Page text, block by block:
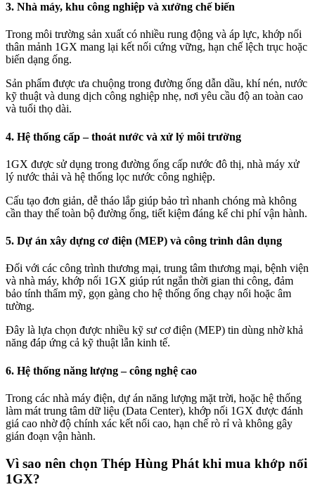
3. Nhà máy, khu công nghiệp và xưởng chế biến
Trong môi trường sản xuất có nhiều rung động và áp lực, khớp nối
thân mảnh 1GX mang lại kết nối cứng vững, hạn chế lệch trục hoặc
biến dạng ống.
Sản phẩm được ưa chuộng trong đường ống dẫn dầu, khí nén, nước
kỹ thuật và dung dịch công nghiệp nhẹ, nơi yêu cầu độ an toàn cao
và tuổi thọ dài.
4. Hệ thống cấp – thoát nước và xử lý môi trường
1GX được sử dụng trong đường ống cấp nước đô thị, nhà máy xử
lý nước thải và hệ thống lọc nước công nghiệp.
Cấu tạo đơn giản, dễ tháo lắp giúp bảo trì nhanh chóng mà không
cần thay thế toàn bộ đường ống, tiết kiệm đáng kể chi phí vận hành.
5. Dự án xây dựng cơ điện (MEP) và công trình dân dụng
Đối với các công trình thương mại, trung tâm thương mại, bệnh viện
và nhà máy, khớp nối 1GX giúp rút ngắn thời gian thi công, đảm
bảo tính thẩm mỹ, gọn gàng cho hệ thống ống chạy nổi hoặc âm
tường.
Đây là lựa chọn được nhiều kỹ sư cơ điện (MEP) tin dùng nhờ khả
năng đáp ứng cả kỹ thuật lẫn kinh tế.
6. Hệ thống năng lượng – công nghệ cao
Trong các nhà máy điện, dự án năng lượng mặt trời, hoặc hệ thống
làm mát trung tâm dữ liệu (Data Center), khớp nối 1GX được đánh
giá cao nhờ độ chính xác kết nối cao, hạn chế rò rỉ và không gây
gián đoạn vận hành.
Vì sao nên chọn Thép Hùng Phát khi mua khớp nối
1GX?